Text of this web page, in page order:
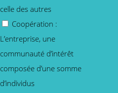
celle des autres
Coopération :
L’entreprise, une
communauté d’intérêt
composée d’une somme
d’individus